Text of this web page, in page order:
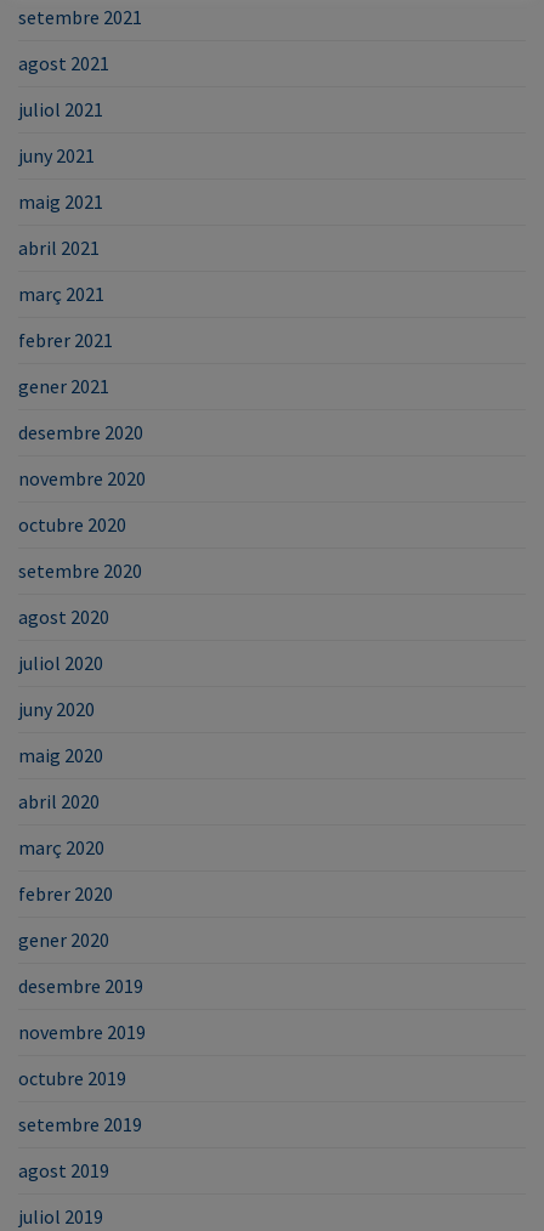
setembre 2021
agost 2021
juliol 2021
juny 2021
maig 2021
abril 2021
març 2021
febrer 2021
gener 2021
desembre 2020
novembre 2020
octubre 2020
setembre 2020
agost 2020
juliol 2020
juny 2020
maig 2020
abril 2020
març 2020
febrer 2020
gener 2020
desembre 2019
novembre 2019
octubre 2019
setembre 2019
agost 2019
juliol 2019